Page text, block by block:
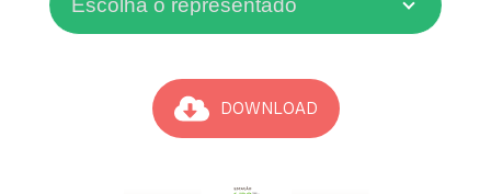
Escolha o representado
DOWNLOAD